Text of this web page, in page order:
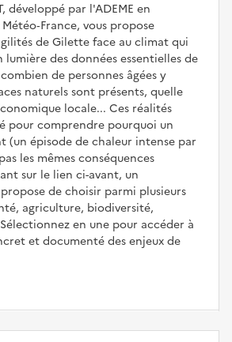
développé par l'ADEME en
vous propose
de Gilette face au climat qui
des données essentielles de
de personnes âgées y
naturels sont présents, quelle
locale... Ces réalités
pour comprendre pourquoi un
(un épisode de chaleur intense par
les mêmes conséquences
sur le lien ci-avant, un
de choisir parmi plusieurs
agriculture, biodiversité,
en une pour accéder à
et documenté des enjeux de